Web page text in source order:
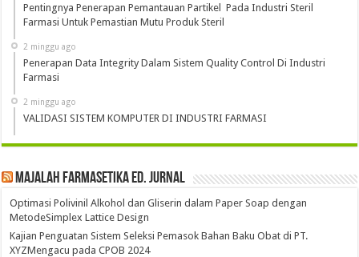
Pentingnya Penerapan Pemantauan Partikel Pada Industri Steril
Farmasi Untuk Pemastian Mutu Produk Steril
2 minggu ago
Penerapan Data Integrity Dalam Sistem Quality Control Di Industri
Farmasi
2 minggu ago
VALIDASI SISTEM KOMPUTER DI INDUSTRI FARMASI
Majalah Farmasetika Ed. Jurnal
Optimasi Polivinil Alkohol dan Gliserin dalam Paper Soap dengan
MetodeSimplex Lattice Design
Kajian Penguatan Sistem Seleksi Pemasok Bahan Baku Obat di PT.
XYZMengacu pada CPOB 2024